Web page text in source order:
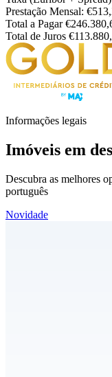
Prestação Mensal:
Total a Pagar
Total de Juros
Informações legais
Imóveis em
Descubra as melhores
português
Novidade